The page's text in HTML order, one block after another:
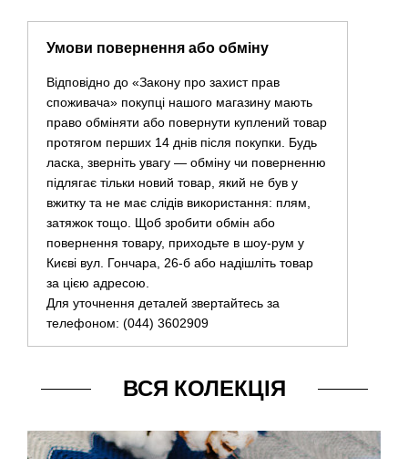
Умови повернення або обміну
Відповідно до «Закону про захист прав
споживача» покупці нашого магазину мають
право обміняти або повернути куплений товар
протягом перших 14 днів після покупки. Будь
ласка, зверніть увагу — обміну чи поверненню
підлягає тільки новий товар, який не був у
вжитку та не має слідів використання: плям,
затяжок тощо. Щоб зробити обмін або
повернення товару, приходьте в шоу-рум у
Києві вул. Гончара, 26-б або надішліть товар
за цією адресою.
Для уточнення деталей звертайтесь за
телефоном: (044) 3602909
ВСЯ КОЛЕКЦІЯ